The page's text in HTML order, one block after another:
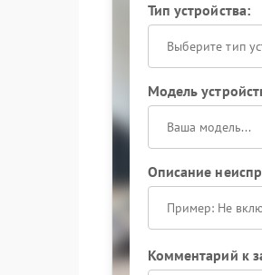
Тип устройства:
Выберите тип
Модель
Описание
Комментарий к